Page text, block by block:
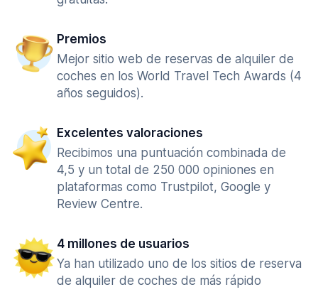
Premios
Mejor sitio web de reservas de alquiler de
coches en los World Travel Tech Awards (4
años seguidos).
Excelentes valoraciones
Recibimos una puntuación combinada de
4,5 y un total de 250 000 opiniones en
plataformas como Trustpilot, Google y
Review Centre.
4 millones de usuarios
Ya han utilizado uno de los sitios de reserva
de alquiler de coches de más rápido